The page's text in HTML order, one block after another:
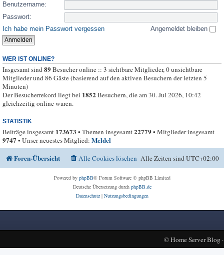
Benutzername:
Passwort:
Ich habe mein Passwort vergessen
Angemeldet bleiben
WER IST ONLINE?
Insgesamt sind89Besucher online :: 3 sichtbare Mitglieder, 0 unsichtbare
Mitglieder und 86 Gäste (basierend auf den aktiven Besuchern der letzten 5
Minuten)
Der Besucherrekord liegt bei 1852Besuchern, die am 30. Jul 2026, 10:42
gleichzeitig online waren.
STATISTIK
Beiträge insgesamt 173673 • Themen insgesamt22779• Mitglieder insgesamt
9747• Unser neuestes Mitglied: Meldel
Foren-Übersicht
Alle Zeiten sindUTC+02:00
Alle Cookies löschen
Powered by phpBB® Forum Software © phpBB Limited
Deutsche Übersetzung durch phpBB.de
Datenschutz| Nutzungsbedingungen
©Home Server Blog